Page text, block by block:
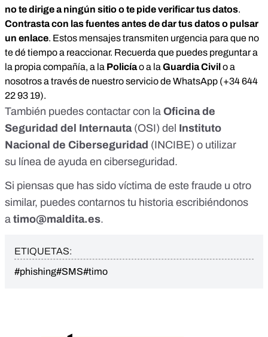
no te dirige a ningún sitio o te pide verificar tus datos.
Contrasta con las fuentes antes de dar tus datos o pulsar
un enlace. Estos mensajes transmiten urgencia para que no
te dé tiempo a reaccionar. Recuerda que puedes preguntar a
la propia compañía, a la Policíao a la Guardia Civilo a
nosotros a través de nuestro servicio de WhatsApp (+34 644
22 93 19).
También puedes contactar con la Oficina de
Seguridad del Internauta(OSI) del Instituto
Nacional de Ciberseguridad (INCIBE) o utilizar
su línea de ayuda en ciberseguridad.
Si piensas que has sido víctima de este fraude u otro
similar, puedes contarnos tu historia escribiéndonos
a timo@maldita.es.
ETIQUETAS:
#phishing#SMS#timo